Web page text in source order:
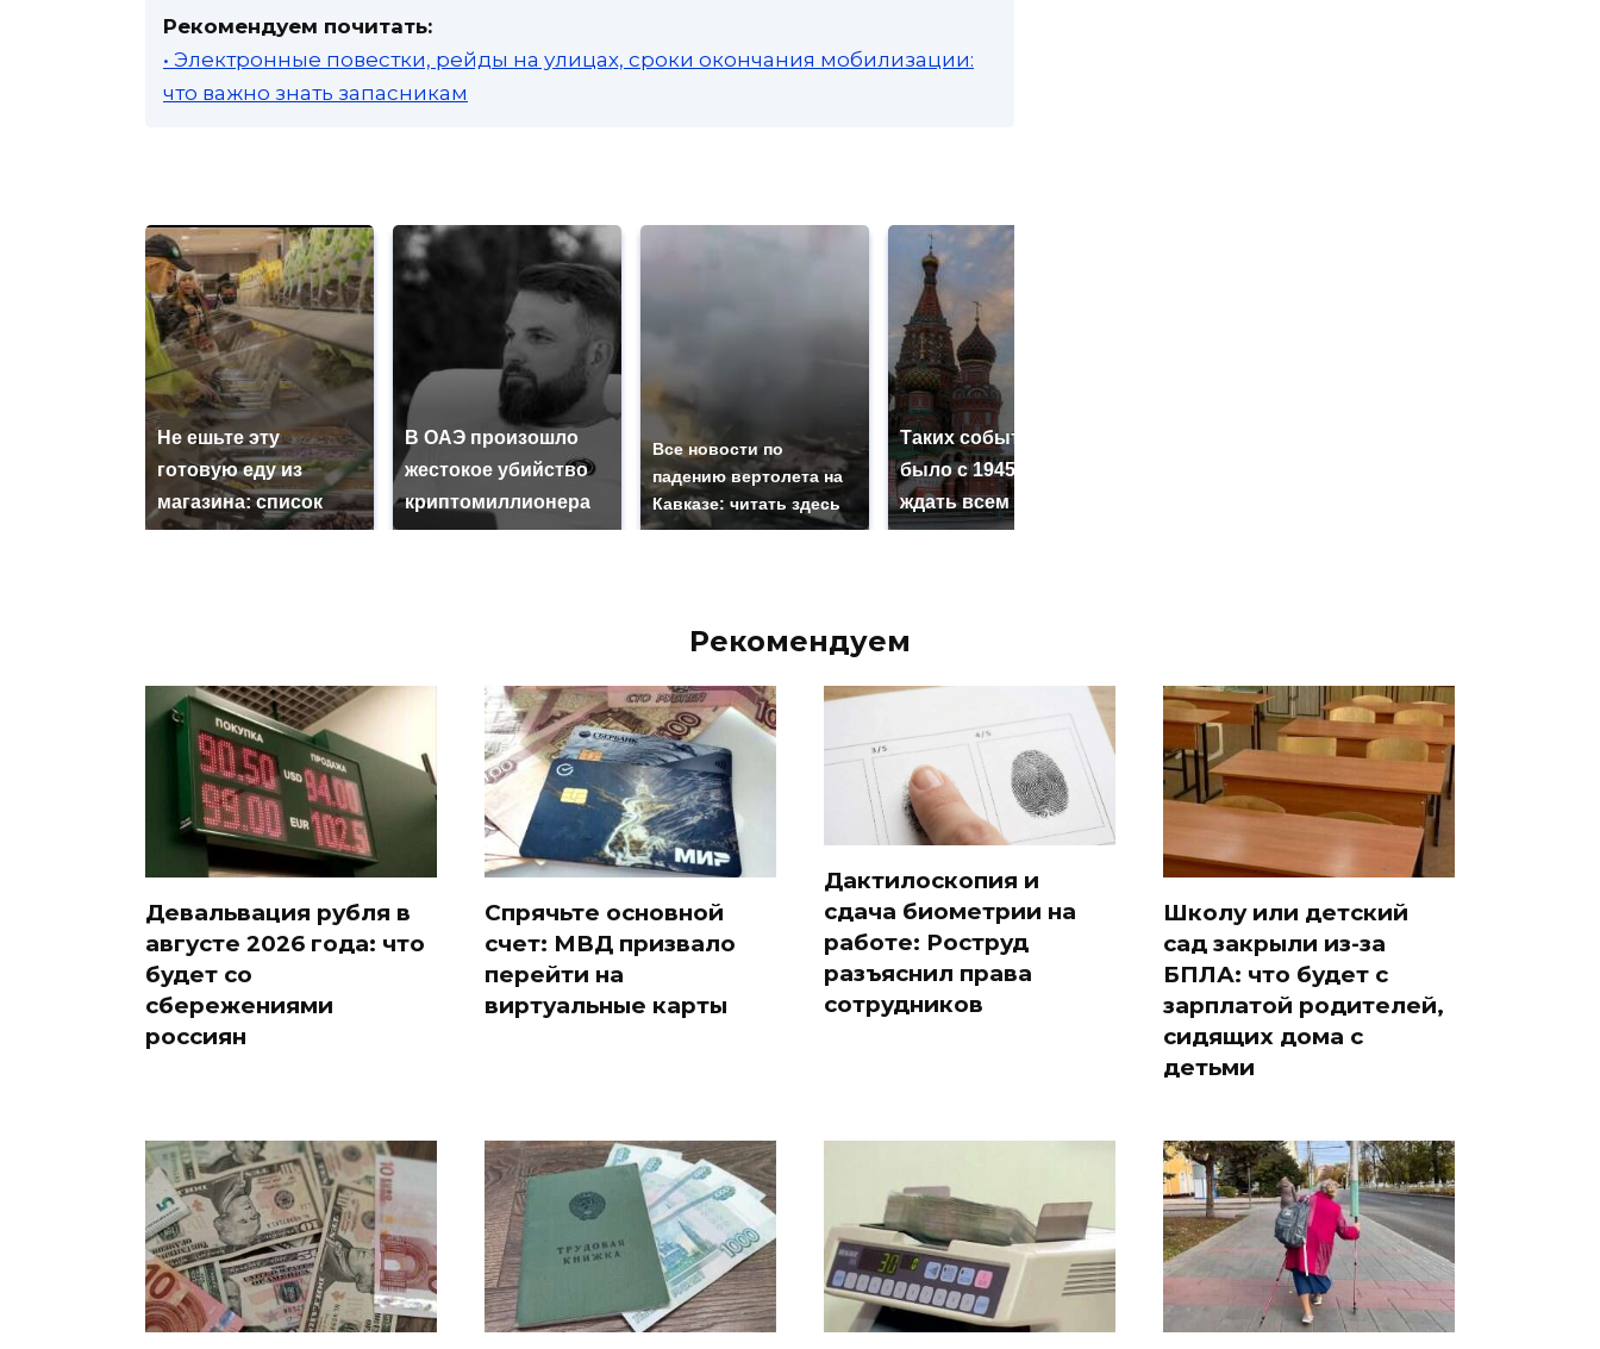
Рекомендуем почитать:
• Электронные повестки, рейды на улицах, сроки окончания мобилизации:
что важно знать запасникам
Не ешьте эту
готовую еду из
магазина: список
В ОАЭ произошло
жестокое убийство
криптомиллионера
Все новости по
падению вертолета на
Кавказе: читать здесь
Таких событий не
было с 1945: чего
ждать всем нам?
Рекомендуем
Девальвация рубля в
августе 2026 года: что
будет со
сбережениями
россиян
Спрячьте основной
счет: МВД призвало
перейти на
виртуальные карты
Дактилоскопия и
сдача биометрии на
работе: Роструд
разъяснил права
сотрудников
Школу или детский
сад закрыли из-за
БПЛА: что будет с
зарплатой родителей,
сидящих дома с
детьми